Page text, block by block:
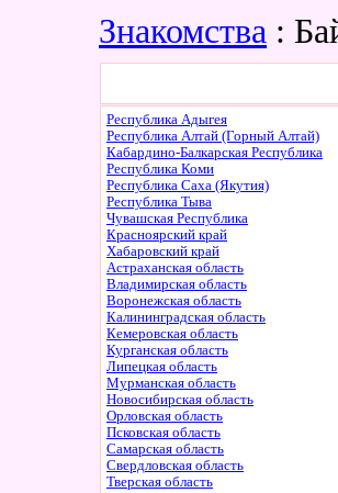
Знакомства :
Республика Адыгея
Республика Алтай (Горный Алтай)
Кабардино-Балкарская Республика
Республика Коми
Республика Саха (Якутия)
Республика Тыва
Чувашская Республика
Красноярский край
Хабаровский край
Астраханская область
Владимирская область
Воронежская область
Калининградская область
Кемеровская область
Курганская область
Липецкая область
Мурманская область
Новосибирская область
Орловская область
Псковская область
Самарская область
Свердловская область
Тверская область